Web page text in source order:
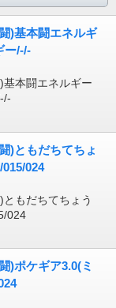
)基本闘エネルギ
ー/-/-
基本闘エネルギー
)ともだちてちょ
024
ともだちてちょう
024
)ポケギア3.0(ミ